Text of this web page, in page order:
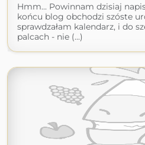
Hmm... Powinnam dzisiaj
końcu blog obchodzi szóste
sprawdzałam kalendarz, i do
palcach - nie (...)